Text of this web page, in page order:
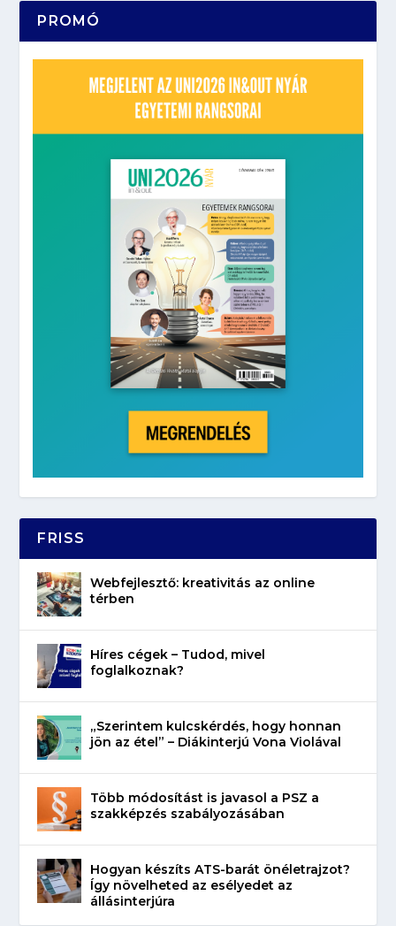
PROMÓ
FRISS
Webfejlesztő: kreativitás az online
térben
Híres cégek – Tudod, mivel
foglalkoznak?
„Szerintem kulcskérdés, hogy honnan
jön az étel” – Diákinterjú Vona Violával
Több módosítást is javasol a PSZ a
szakképzés szabályozásában
Hogyan készíts ATS-barát önéletrajzot?
Így növelheted az esélyedet az
állásinterjúra